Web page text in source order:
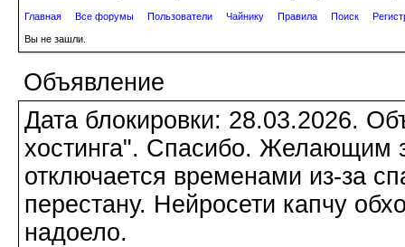
Главная Все форумы Пользователи Чайнику Правила Поиск
Вы не зашли.
Объявление
Дата блокировки: 28.03.2026.
хостинга". Спасибо. Желающим
отключается временами из-за
перестану. Нейросети капчу
надоело.